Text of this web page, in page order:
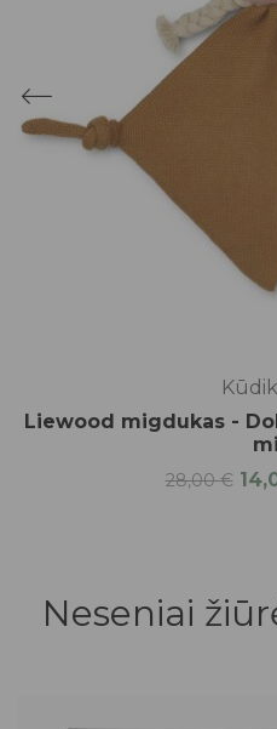
Liewood migdukas -
28,00€
Neseniai